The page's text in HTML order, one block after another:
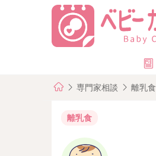
専門家相談 離乳食
離乳食